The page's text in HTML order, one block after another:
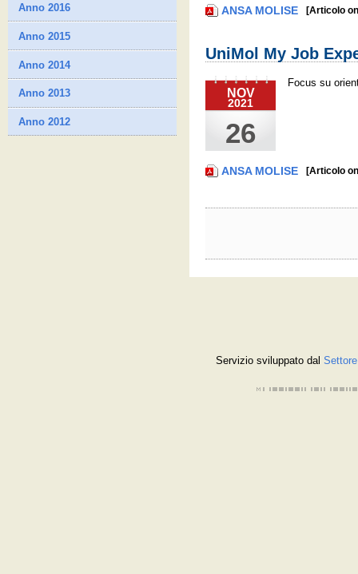
Anno 2016
Anno 2015
Anno 2014
Anno 2013
Anno 2012
ANSA MOLISE [Articolo
UniMol My Job
NOV
2021
26
Focus su
ANSA MOLISE [Articolo
Servizio sviluppato dal